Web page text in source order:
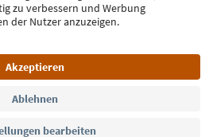
Jetzt anmelden